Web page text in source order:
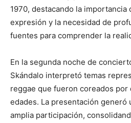
1970, destacando la importancia
expresión y la necesidad de
fuentes para comprender la
En la segunda noche de
Skándalo interpretó temas
reggae que fueron coreados
edades. La presentación generó
amplia participación,